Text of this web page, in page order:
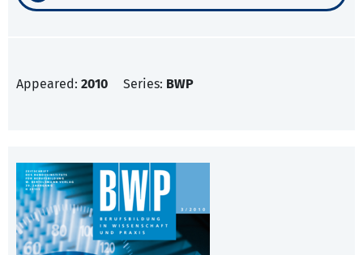
Appeared: 2010 Series: BWP